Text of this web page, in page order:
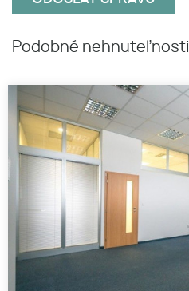
Podobné nehnuteľnosti